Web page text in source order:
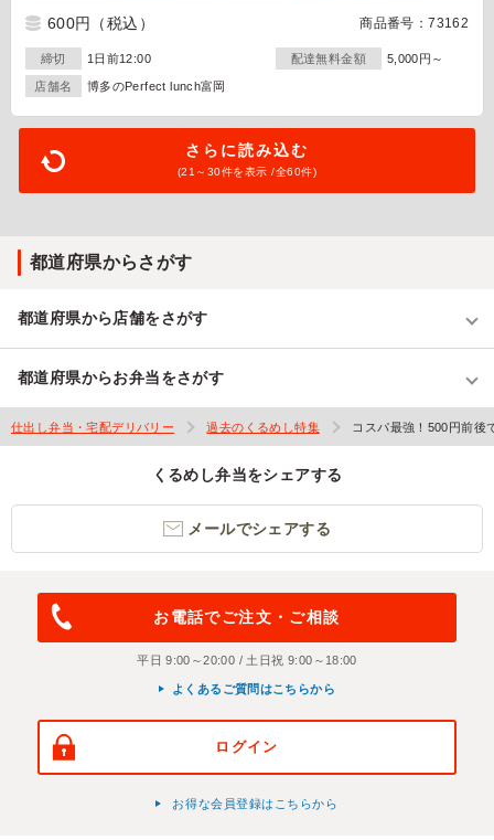
600円 （税込） 商品番号：73162
締切 1日前12:00 配達無料金額 5,000円～
店舗名 博多のPerfect lunch富岡
さらに読み込む
(21～ 30件を表示 /全60件)
都道府県からさがす
都道府県から店舗をさがす
都道府県からお弁当をさがす
仕出し弁当・宅配デリバリー 過去のくるめし特集 コスパ最強！500円前後
くるめし弁当をシェアする
メールでシェアする
お電話でご注文・ご相談
平日 9:00～20:00 / 土日祝 9:00～18:00
よくあるご質問はこちらから
ログイン
お得な会員登録はこちらから